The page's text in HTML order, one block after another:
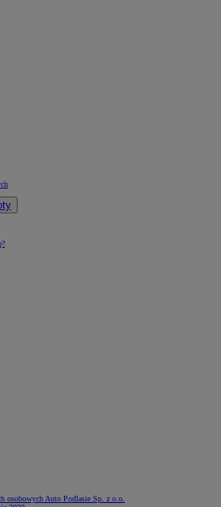
osobowych Auto Podlasie Sp. z o.o.